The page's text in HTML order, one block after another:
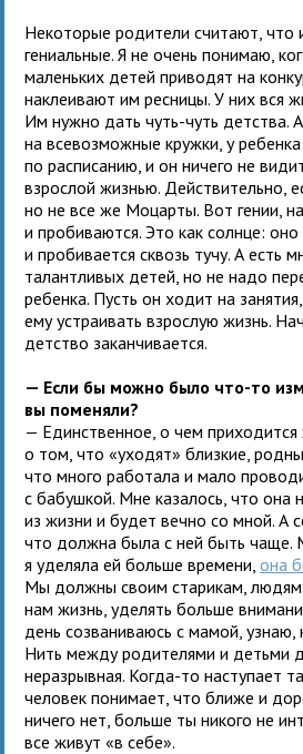
Некоторые родители считают, что
гениальные. Я не очень понимаю,
маленьких детей приводят на
наклеивают им ресницы. У них вся
Им нужно дать чуть-чуть детства.
на всевозможные кружки, у ребенка
по расписанию, и он ничего не
взрослой жизнью. Действительно,
но не все же Моцарты. Вот гении,
и пробиваются. Это как солнце: оно
и пробивается сквозь тучу. А есть
талантливых детей, но не надо
ребенка. Пусть он ходит на
ему устраивать взрослую жизнь.
детство заканчивается.
— Если бы можно было что-то
вы поменяли?
— Единственное, о чем
о том, что «уходят» близкие,
что много работала и мало
с бабушкой. Мне казалось, что она
из жизни и будет вечно со мной. А
что должна была с ней быть чаще.
я уделяла ей больше времени,она
Мы должны своим старикам,
нам жизнь, уделять больше
день созваниваюсь с мамой, узнаю,
Нить между родителями и детьми
неразрывная. Когда-то наступает
человек понимает, что ближе и
ничего нет, больше ты никого не
все живут «в себе».